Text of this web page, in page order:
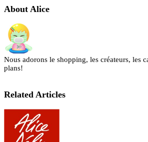
About Alice
Nous adorons le shopping, les créateurs, les
plans!
Related Articles